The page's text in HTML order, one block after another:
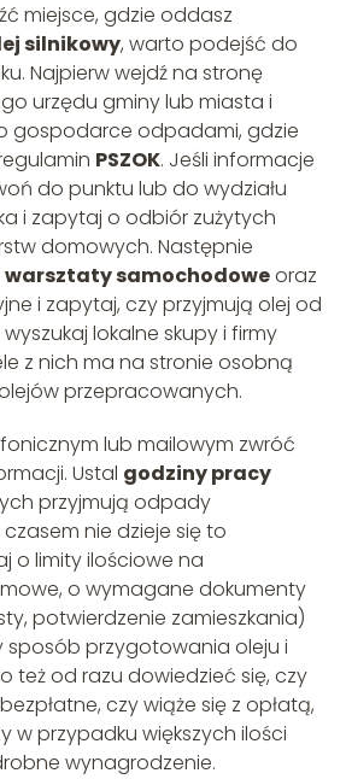
miejsce, gdzie oddasz
silnikowy, warto podejść do
Najpierw wejdź na stronę
urzędu gminy lub miasta i
gospodarce odpadami, gdzie
PSZOK. Jeśli informacje
do punktu lub do wydziału
i zapytaj o odbiór zużytych
domowych. Następnie
warsztaty samochodoweoraz
i zapytaj, czy przyjmują olej od
lokalne skupy i firmy
z nich ma na stronie osobną
przepracowanych.
lub mailowym zwróć
Ustal godziny pracy
przyjmują odpady
nie dzieje się to
o limity ilościowe na
o wymagane dokumenty
potwierdzenie zamieszkania)
sposób przygotowania oleju i
też od razu dowiedzieć się, czy
czy wiąże się z opłatą,
w przypadku większych ilości
wynagrodzenie.